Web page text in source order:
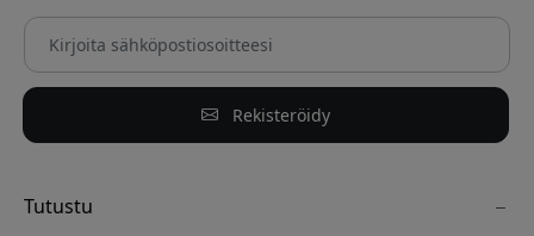
Rekisteröidy
Tutustu